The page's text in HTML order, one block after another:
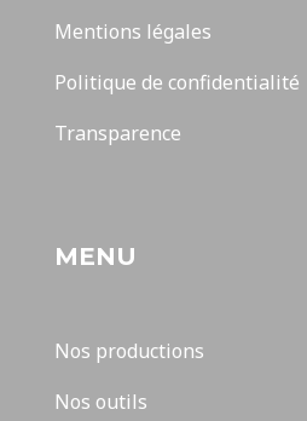
Mentions légales
Politique de confidentialité
Transparence
MENU
Nos productions
Nos outils